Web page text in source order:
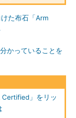
た布石「Arm
かっていることを
」をリッ